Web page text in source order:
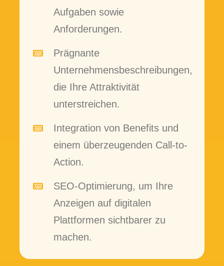
Aufgaben sowie
Anforderungen.
Prägnante
Unternehmensbeschreibungen,
die Ihre Attraktivität
unterstreichen.
Integration von Benefits und
einem überzeugenden Call-to-
Action.
SEO-Optimierung, um Ihre
Anzeigen auf digitalen
Plattformen sichtbarer zu
machen.